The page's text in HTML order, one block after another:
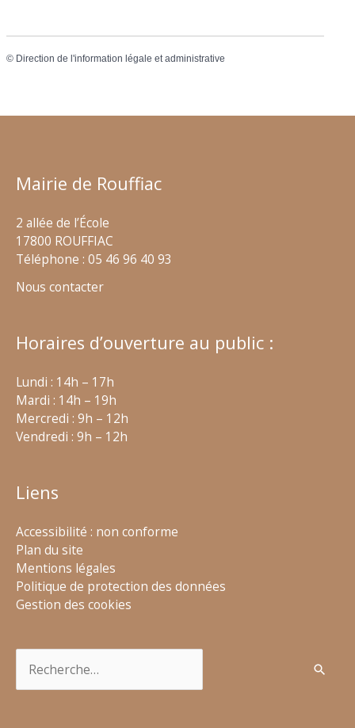
© Direction de l'information légale et administrative
Mairie de Rouffiac
2 allée de l’École
17800 ROUFFIAC
Téléphone : 05 46 96 40 93
Nous contacter
Horaires d’ouverture au public :
Lundi : 14h – 17h
Mardi : 14h – 19h
Mercredi : 9h – 12h
Vendredi : 9h – 12h
Liens
Accessibilité : non conforme
Plan du site
Mentions légales
Politique de protection des données
Gestion des cookies